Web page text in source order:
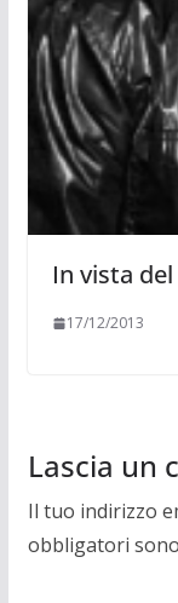
In vista
17/12/2013
Lascia un
Il tuo indirizzo
obbligatori